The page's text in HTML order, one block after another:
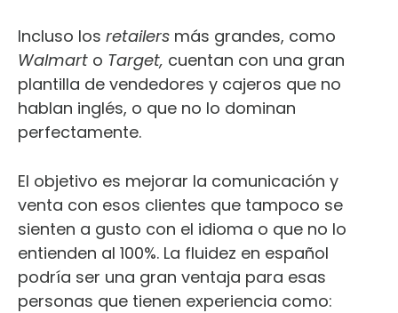
Incluso los retailers más grandes, como
Walmart o Target, cuentan con una gran
plantilla de vendedores y cajeros que no
hablan inglés, o que no lo dominan
perfectamente.
El objetivo es mejorar la comunicación y
venta con esos clientes que tampoco se
sienten a gusto con el idioma o que no lo
entienden al 100%. La fluidez en español
podría ser una gran ventaja para esas
personas que tienen experiencia como: